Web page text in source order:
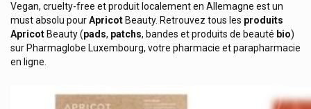
Vegan, cruelty-free et produit localement en Allemagne est un
must absolu pourApricot Beauty. Retrouvez tous les produits
Apricot Beauty (pads, patchs, bandes et produits de beauté bio)
sur Pharmaglobe Luxembourg, votre pharmacie et parapharmacie
en ligne.
Akustika Sudmedica Protection Oreilles
Alcon
Aldiamed